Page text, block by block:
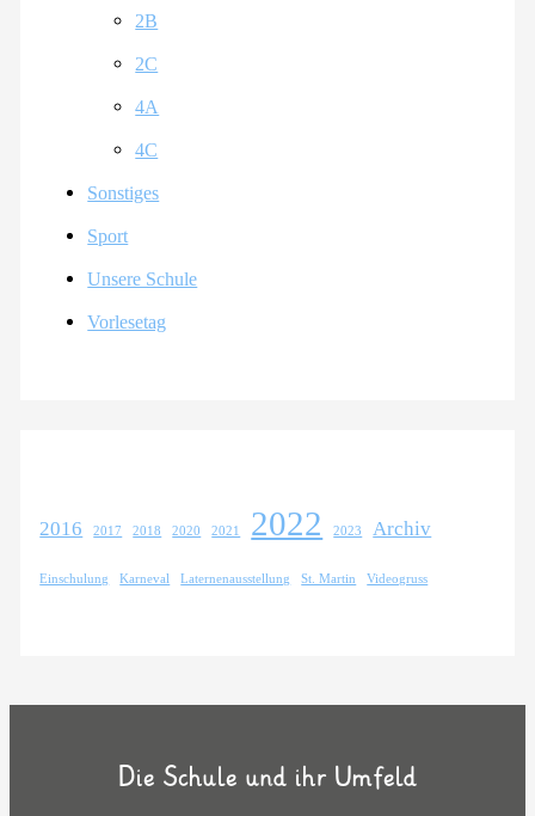
2B
2C
4A
4C
Sonstiges
Sport
Unsere Schule
Vorlesetag
2016 2017 2018 2020 2021 2022 2023 Archiv
Einschulung Karneval Laternenausstellung St. Martin Videogruss
Die Schule und ihr Umfeld